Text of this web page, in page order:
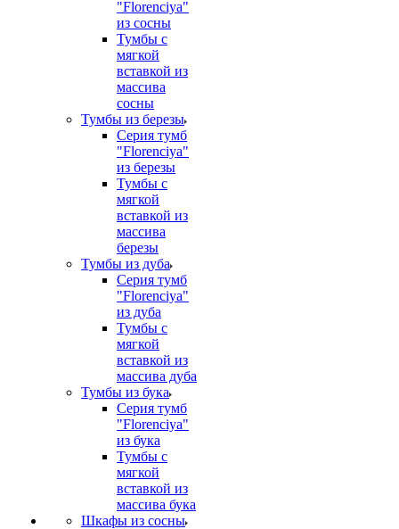
"Florenciya"
из сосны
Тумбы с
мягкой
вставкой из
массива
сосны
Тумбы из березы
Серия тумб
"Florenciya"
из березы
Тумбы с
мягкой
вставкой из
массива
березы
Тумбы из дуба
Серия тумб
"Florenciya"
из дуба
Тумбы с
мягкой
вставкой из
массива дуба
Тумбы из бука
Серия тумб
"Florenciya"
из бука
Тумбы с
мягкой
вставкой из
массива бука
Шкафы из сосны